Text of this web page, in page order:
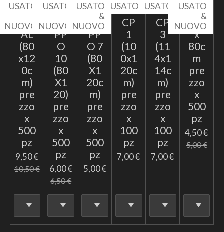
USATO
&
NUOVO
EP
AL
(80
x12
0c
m)
pre
zzo
x
500
pz
9,50 €
10,50 €
USATO
NUOVO
TA
PP
O
10
(80
X1
20)
pre
zzo
x
500
pz
6,00 €
6,50 €
USATO
&
NUOVO
TA
PP
O 7
(80
X1
20c
m)
pre
zzo
x
500
pz
5,00 €
USATO
CP
1
(10
0x1
20c
m)
pre
zzo
x
100
pz
7,00 €
USATO
CP
3
(11
4x1
14c
m)
pre
zzo
x
100
pz
7,00 €
USATO
&
NUOVO
60
x
80c
m
pre
zzo
x
500
pz
4,50 €
5,00 €